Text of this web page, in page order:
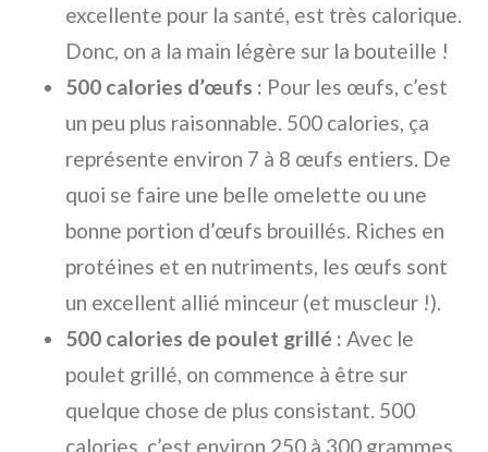
excellente pour la santé, est très calorique.
Donc, on a la main légère sur la bouteille !
500 calories d’œufs : Pour les œufs, c’est
un peu plus raisonnable. 500 calories, ça
représente environ 7 à 8 œufs entiers. De
quoi se faire une belle omelette ou une
bonne portion d’œufs brouillés. Riches en
protéines et en nutriments, les œufs sont
un excellent allié minceur (et muscleur !).
500 calories de poulet grillé : Avec le
poulet grillé, on commence à être sur
quelque chose de plus consistant. 500
calories, c’est environ 250 à 300 grammes